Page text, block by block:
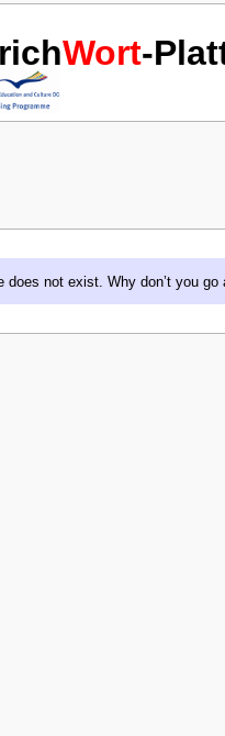
Wort-
does not exist. Why don’t you go